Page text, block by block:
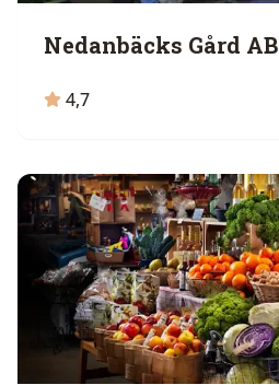
Nedanbäcks Gård AB
4,7